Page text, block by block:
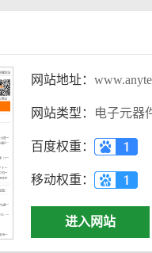
网站地址：
网站类型： 电子元器
百度权重：
移动权重：
进入网站